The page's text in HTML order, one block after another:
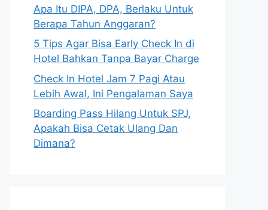
Apa Itu DIPA, DPA, Berlaku Untuk
Berapa Tahun Anggaran?
5 Tips Agar Bisa Early Check In di
Hotel Bahkan Tanpa Bayar Charge
Check In Hotel Jam 7 Pagi Atau
Lebih Awal, Ini Pengalaman Saya
Boarding Pass Hilang Untuk SPJ,
Apakah Bisa Cetak Ulang Dan
Dimana?